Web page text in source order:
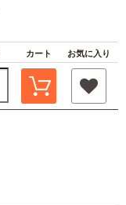
カート お気に入り